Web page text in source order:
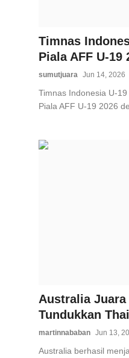
Timnas
Piala AFF U-19
sumutjuara Jun 14, 2026
Timnas Indonesia U-
Piala AFF U-19 2026
Australia Juara
Tundukkan
martinnababan Jun 13,
Australia berhasil